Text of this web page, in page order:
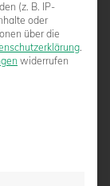
(z. B. IP-
oder
über die
.
widerrufen
eine